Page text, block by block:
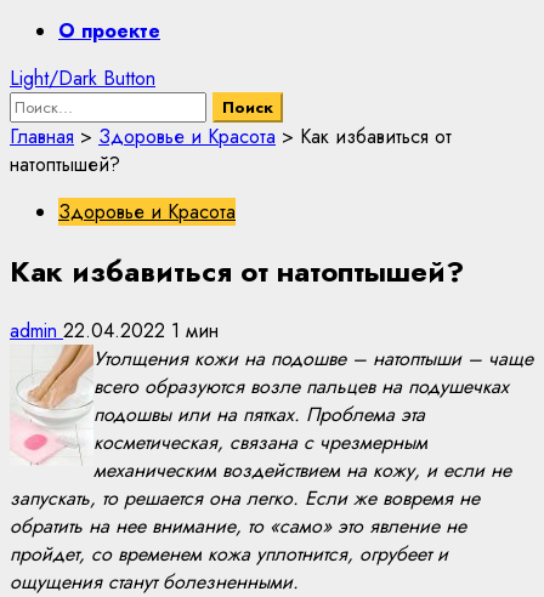
PrimaryО проекте
Light/Dark Button
Найти:
Главная > Здоровье и Красота > Как избавиться от
натоптышей?
Здоровье и Красота
Как избавиться от натоптышей?
admin 22.04.2022 1 мин
Утолщения кожи на подошве – натоптыши – чаще
всего образуются возле пальцев на подушечках
подошвы или на пятках. Проблема эта
косметическая, связана с чрезмерным
механическим воздействием на кожу, и если не
запускать, то решается она легко. Если же вовремя не
обратить на нее внимание, то «само» это явление не
пройдет, со временем кожа уплотнится, огрубеет и
ощущения станут болезненными.